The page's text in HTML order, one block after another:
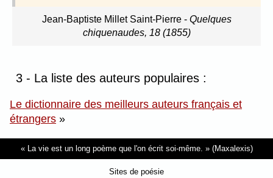
Jean-Baptiste Millet Saint-Pierre- Quelques
chiquenaudes, 18 (1855)
3 - La liste des auteurs populaires :
Le dictionnaire des meilleurs auteurs français et
étrangers »
La vie est un long poème que l'on écrit soi-même. (Maxalexis)
Sites de poésie